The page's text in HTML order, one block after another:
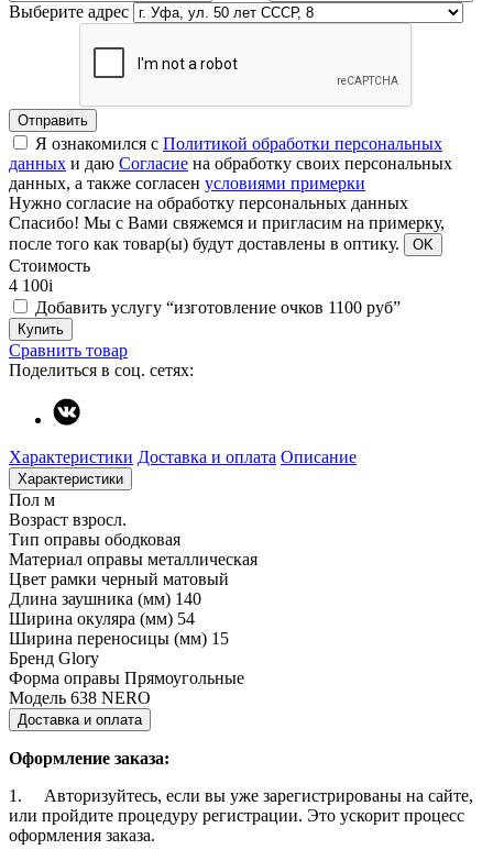
Выберите адрес
Отправить
Я ознакомился с Политикой обработки персональных
данных и даю Согласие на обработку своих персональных
данных, а также согласен условиями примерки
Нужно согласие на обработку персональных данных
Спасибо! Мы с Вами свяжемся и пригласим на примерку,
после того как товар(ы) будут доставлены в оптику.
OK
Стоимость
4 100i
Добавить услугу “изготовление очков 1100 руб”
Купить
Сравнить товар
Поделиться в соц. сетях:
Характеристики Доставка и оплата Описание
Характеристики
Пол м
Возраст взросл.
Тип оправы ободковая
Материал оправы металлическая
Цвет рамки черный матовый
Длина заушника (мм) 140
Ширина окуляра (мм) 54
Ширина переносицы (мм) 15
Бренд Glory
Форма оправы Прямоугольные
Модель 638 NERO
Доставка и оплата
Оформление заказа:
1. Авторизуйтесь, если вы уже зарегистрированы на сайте,
или пройдите процедуру регистрации. Это ускорит процесс
оформления заказа.